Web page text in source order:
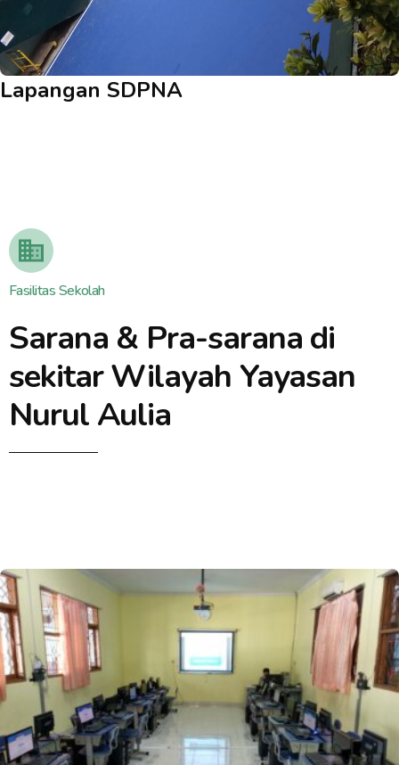
Lapangan SDPNA
Fasilitas Sekolah
Sarana & Pra-sarana di
sekitar Wilayah Yayasan
Nurul Aulia